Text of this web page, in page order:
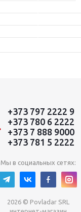
+373 797 2222 9
+373 780 6 2222
+373 7 888 9000
+373 781 5 2222
Мы в социальных сетях:
2026 © Povladar SRL